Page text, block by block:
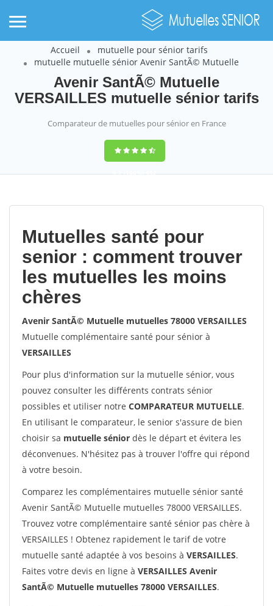
Accueil
mutuelle pour sénior tarifs
mutuelle mutuelle sénior Avenir SantÃ© Mutuelle
Avenir SantÃ© Mutuelle
VERSAILLES mutuelle sénior tarifs
Comparateur de mutuelles pour sénior en France
9,2(100%)452
Mutuelles santé pour
senior : comment trouver
les mutuelles les moins
chères
Avenir SantÃ© Mutuelle mutuelles 78000 VERSAILLES
Mutuelle complémentaire santé pour sénior à
VERSAILLES
Pour plus d'information sur la mutuelle sénior, vous
pouvez consulter les différents contrats sénior
possibles et utiliser notre COMPARATEUR MUTUELLE.
En utilisant le comparateur, le senior s'assure de bien
choisir sa mutuelle sénior dès le départ et évitera les
déconvenues. N'hésitez pas à trouver l'offre qui répond
à votre besoin.
Comparez les complémentaires mutuelle sénior santé
Avenir SantÃ© Mutuelle mutuelles 78000 VERSAILLES.
Trouvez votre complémentaire santé sénior pas chère à
VERSAILLES ! Obtenez rapidement le tarif de votre
mutuelle santé adaptée à vos besoins à VERSAILLES.
Faites votre devis en ligne à VERSAILLES Avenir
SantÃ© Mutuelle mutuelles 78000 VERSAILLES.